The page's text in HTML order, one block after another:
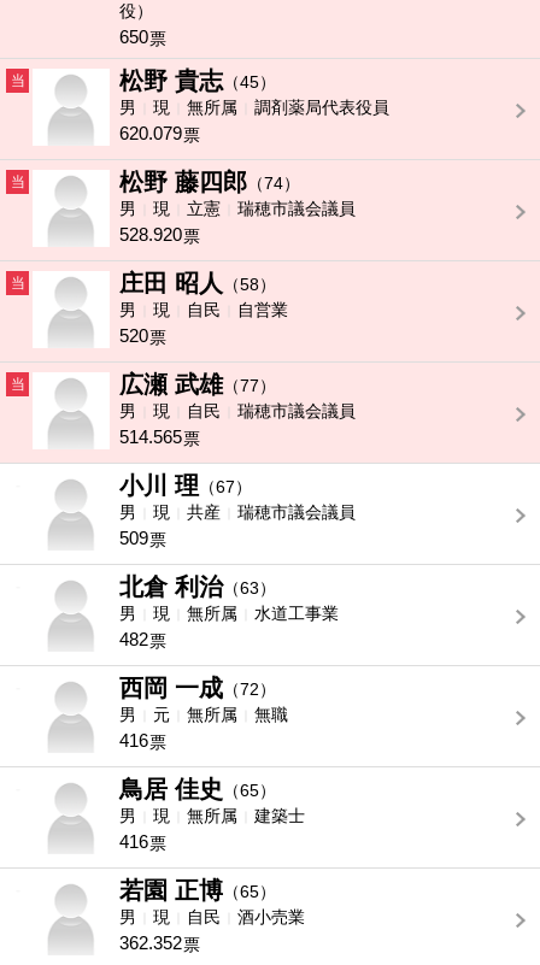
役）
650票
当 松野 貴志 （45）
男
現 無所属 調剤薬局代表役員
620.079票
当 松野 藤四郎 （74）
男
現 立憲 瑞穂市議会議員
528.920票
当 庄田 昭人
（58）
男
現 自民 自営業
520票
当 広瀬 武雄（77）
男
現 自民 瑞穂市議会議員
514.565票
小川 理 （67）
男
現 共産 瑞穂市議会議員
509票
北倉 利治（63）
男
現 無所属 水道工事業
482票
西岡 一成 （72）
男
元 無所属 無職
416票
鳥居 佳史
（65）
男
現 無所属 建築士
416票
若園 正博 （65）
男
現 自民 酒小売業
362.352票